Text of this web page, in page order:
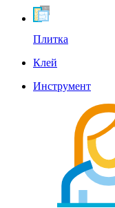
Плитка
Клей
Инструмент